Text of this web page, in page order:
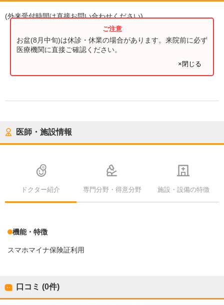
(外来受付時間は直接お問い合わせください)
お盆(8月中旬)は休診・休業の場合があります。来院前に必ず
医療機関に直接ご確認ください。
×閉じる
医師・施設情報
ドクター紹介 専門分野・得意分野 施設・設備の特徴
機能・特徴
スマホマイナ保険証利用
口コミ (0件)